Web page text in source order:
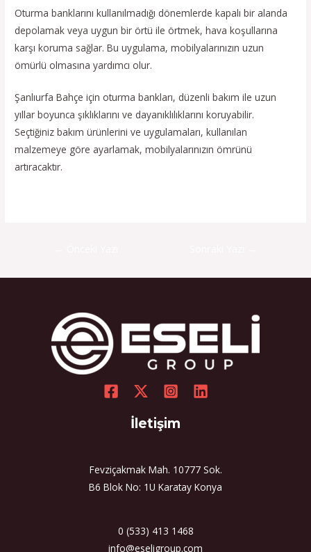
Oturma banklarını kullanılmadığı dönemlerde kapalı bir alanda
depolamak veya uygun bir örtü ile örtmek, hava koşullarına
karşı koruma sağlar. Bu uygulama, mobilyalarınızın uzun
ömürlü olmasına yardımcı olur.
Şanlıurfa Bahçe için oturma bankları, düzenli bakım ile uzun
yıllar boyunca şıklıklarını ve dayanıklılıklarını koruyabilir.
Seçtiğiniz bakım ürünlerini ve uygulamaları, kullanılan
malzemeye göre ayarlamak, mobilyalarınızın ömrünü
artıracaktır.
İletişim
Fevziçakmak Mah. 10777 Sok.
B6 Blok No: 1U Karatay Konya
0 (533) 413 1468
info@eseligroup.com